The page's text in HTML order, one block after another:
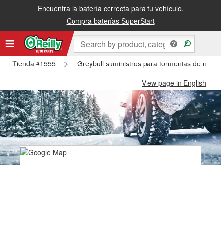
Encuentra la batería correcta para tu vehículo.
Compra baterías SuperStart
Tienda #1555
Greybull suministros para tormentas de
View page in English